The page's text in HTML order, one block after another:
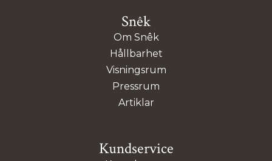
Snêk
Om Snêk
Hållbarhet
Visningsrum
Pressrum
Artiklar
Kundservice